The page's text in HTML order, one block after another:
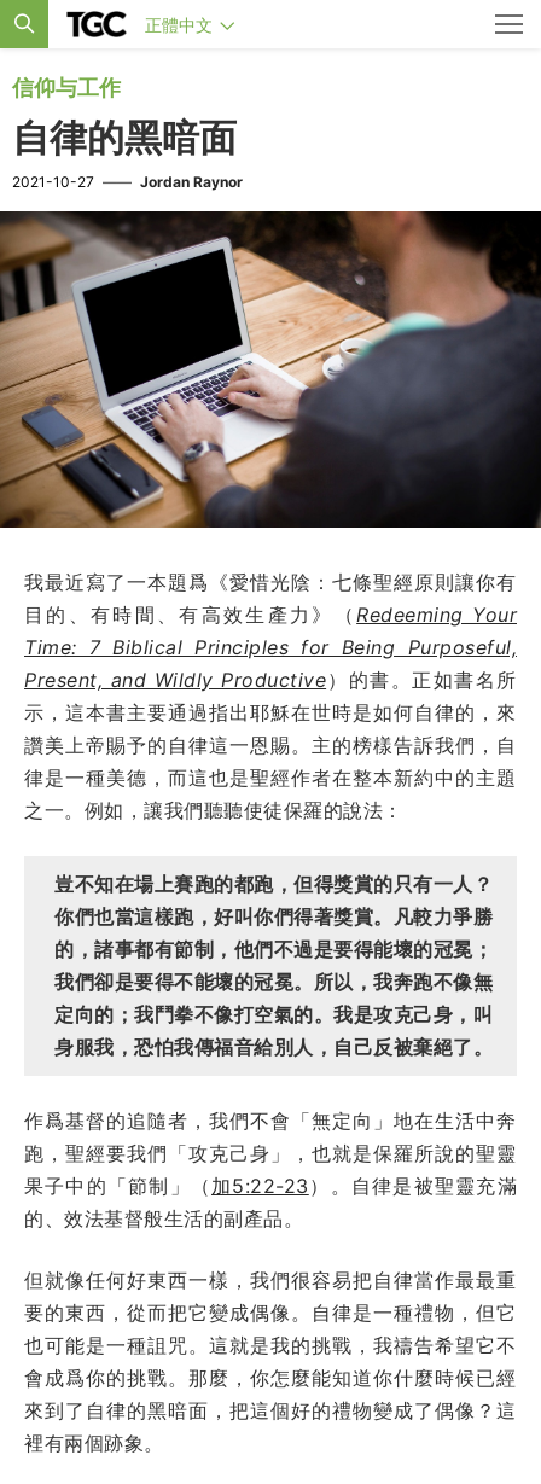
正體中文
信仰与工作
自律的黑暗面
2021-10-27 —— Jordan Raynor
我最近寫了一本題爲《愛惜光陰：七條聖經原則讓你有
目的、有時間、有高效生產力》（ Redeeming Your
Time: 7 Biblical Principles for Being Purposeful,
Present, and Wildly Productive）的書。正如書名所
示，這本書主要通過指出耶穌在世時是如何自律的，來
讚美上帝賜予的自律這一恩賜。主的榜樣告訴我們，自
律是一種美德，而這也是聖經作者在整本新約中的主題
之一。例如，讓我們聽聽使徒保羅的說法：
豈不知在場上賽跑的都跑，但得獎賞的只有一人？
你們也當這樣跑，好叫你們得著獎賞。凡較力爭勝
的，諸事都有節制，他們不過是要得能壞的冠冕；
我們卻是要得不能壞的冠冕。所以，我奔跑不像無
定向的；我鬥拳不像打空氣的。我是攻克己身，叫
身服我，恐怕我傳福音給別人，自己反被棄絕了。
作爲基督的追隨者，我們不會「無定向」地在生活中奔
跑，聖經要我們「攻克己身」，也就是保羅所說的聖靈
果子中的「節制」（ 加5:22-23 ）。自律是被聖靈充滿
的、效法基督般生活的副產品。
但就像任何好東西一樣，我們很容易把自律當作最最重
要的東西，從而把它變成偶像。自律是一種禮物，但它
也可能是一種詛咒。這就是我的挑戰，我禱告希望它不
會成爲你的挑戰。那麼，你怎麼能知道你什麼時候已經
來到了自律的黑暗面，把這個好的禮物變成了偶像？這
裡有兩個跡象。